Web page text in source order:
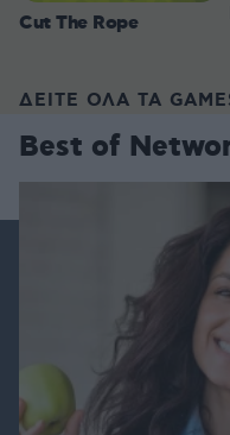
Cut The Rope
ΔΕΙΤΕ ΟΛΑ ΤΑ
Best of